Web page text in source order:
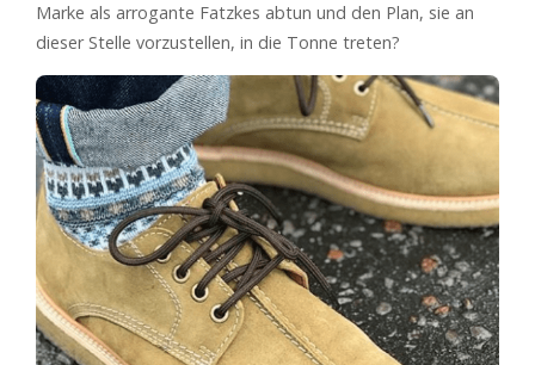
Marke als arrogante Fatzkes abtun und den Plan, sie an
dieser Stelle vorzustellen, in die Tonne treten?